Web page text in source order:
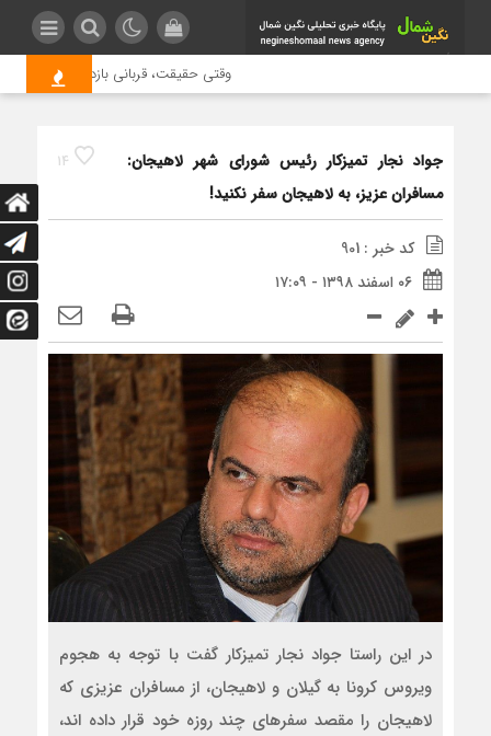
وقتی حقیقت، قربانی بازدید بیشتر
14
جواد نجار تمیزکار رئیس شورای شهر لاهیجان:
مسافران عزیز، به لاهیجان سفر نکنید!
کد خبر : 901
۰۶ اسفند ۱۳۹۸ - ۱۷:۰۹
در این راستا جواد نجار تمیزکار گفت با توجه به هجوم
ویروس کرونا به گیلان و لاهیجان، از مسافران عزیزی که
لاهیجان را مقصد سفرهای چند روزه خود قرار داده اند،